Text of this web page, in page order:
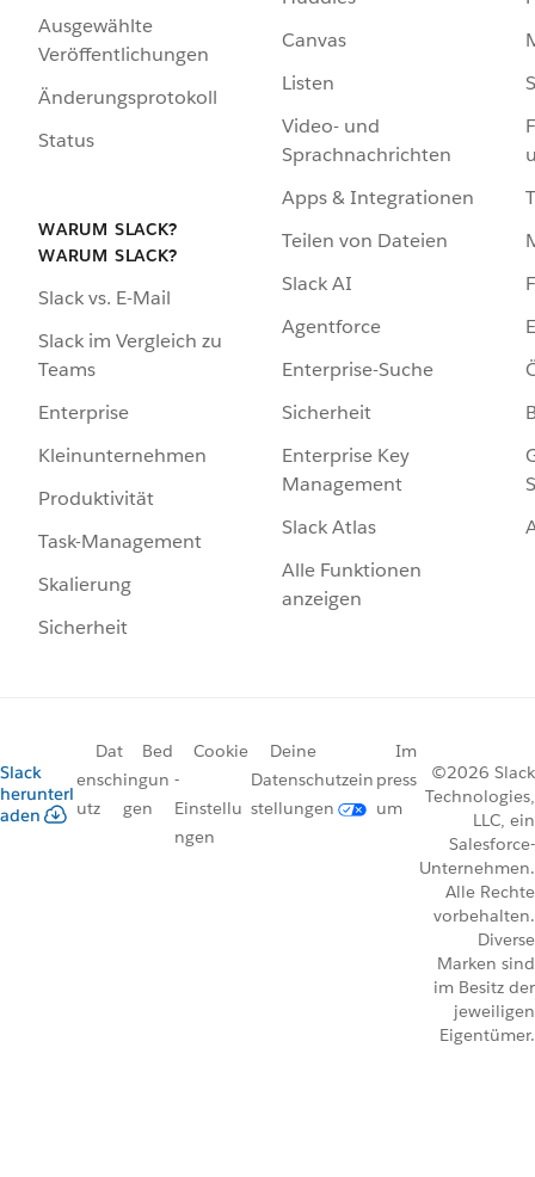
Ausgewählte
Veröffentlichungen
Änderungsprotokoll
Status
WARUM SLACK?
WARUM SLACK?
Slack vs. E-Mail
Slack im Vergleich zu
Teams
Enterprise
Kleinunternehmen
Produktivität
Task-Management
Skalierung
Sicherheit
Canvas
Listen
Video- und
Sprachnachrichten
Apps & Integrationen
Teilen von Dateien
Slack AI
Agentforce
Enterprise-Suche
Sicherheit
Enterprise Key
Management
Slack Atlas
Alle Funktionen
anzeigen
Slack
herunterl
aden
Dat
ensch
utz
Bed
ingun
gen
Cookie
-
Einstellu
ngen
Deine
Datenschutzein
stellungen
Im
press
um
©2026 Slack
Technologies,
LLC, ein
Salesforce-
Unternehmen.
Alle Rechte
vorbehalten.
Diverse
Marken sind
im Besitz der
jeweiligen
Eigentümer.